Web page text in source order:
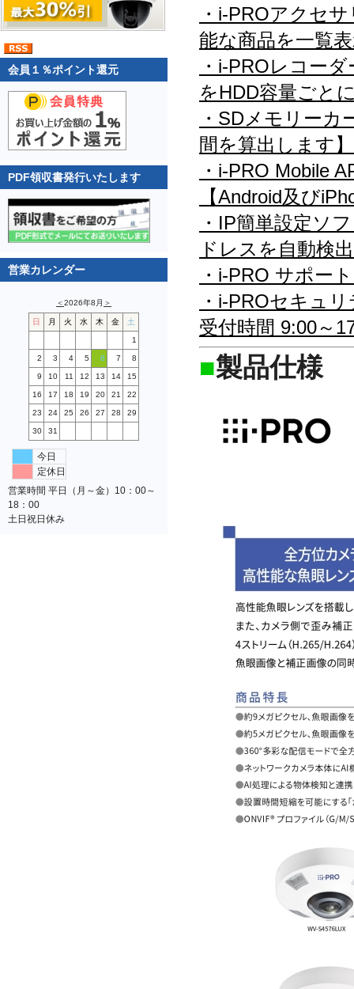
会員１％ポイント還元
PDF領収書発行いたします
営業カレンダー
＜2026年8月 ＞
日 月 火 水 木 金 土
1
2 3 4 5 6 7 8
9 10 11 12 13 14 15
16 17 18 19 20 21 22
23 24 25 26 27 28 29
30 31
今日
定休日
営業時間 平日（月～金）10：00～
18：00
土日祝日休み
・i-PROアクセ
能な商品を一覧
・i-PROレコー
をHDD容量ごと
・SDメモリー
間を算出します】
・i-PRO Mobile
【Android及び
・IP簡単設定ソ
ドレスを自動検
・i-PRO サポー
・i-PROセキュ
受付時間 9:00～
■製品仕様